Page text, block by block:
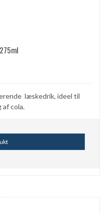
læskedrik, ideel til
af cola.